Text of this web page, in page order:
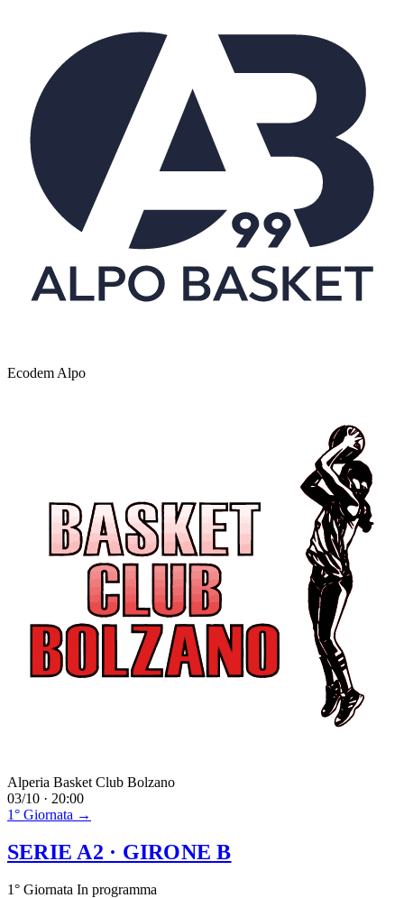
Ecodem Alpo
Alperia Basket Club Bolzano
03/10 · 20:00
1° Giornata →
SERIE A2 · GIRONE B
1° Giornata In programma